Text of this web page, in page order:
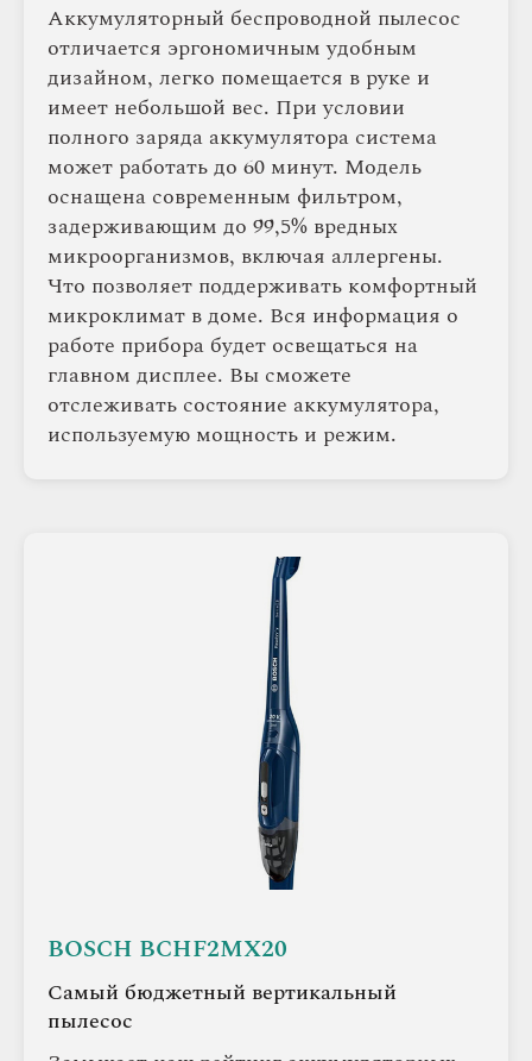
Аккумуляторный беспроводной пылесос
отличается эргономичным удобным
дизайном, легко помещается в руке и
имеет небольшой вес. При условии
полного заряда аккумулятора система
может работать до 60 минут. Модель
оснащена современным фильтром,
задерживающим до 99,5% вредных
микроорганизмов, включая аллергены.
Что позволяет поддерживать комфортный
микроклимат в доме. Вся информация о
работе прибора будет освещаться на
главном дисплее. Вы сможете
отслеживать состояние аккумулятора,
используемую мощность и режим.
BOSCH BCHF2MX20
Самый бюджетный вертикальный
пылесос